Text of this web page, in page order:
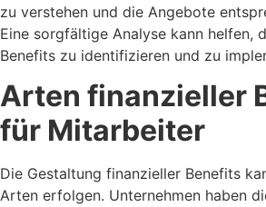
zu verstehen und die Angebote
Eine sorgfältige Analyse kann helfen,
Benefits zu identifizieren und zu
Arten finanzieller
für Mitarbeiter
Die Gestaltung finanzieller Benefits
Arten erfolgen. Unternehmen haben